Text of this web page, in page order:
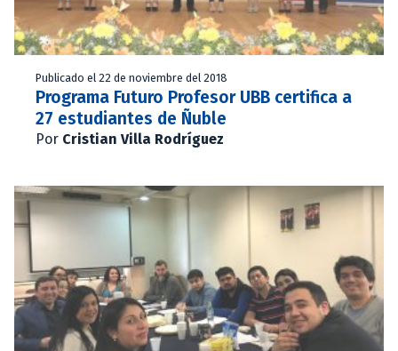
Publicado el 22 de noviembre del 2018
Programa Futuro Profesor UBB certifica a
27 estudiantes de Ñuble
Por Cristian Villa Rodríguez